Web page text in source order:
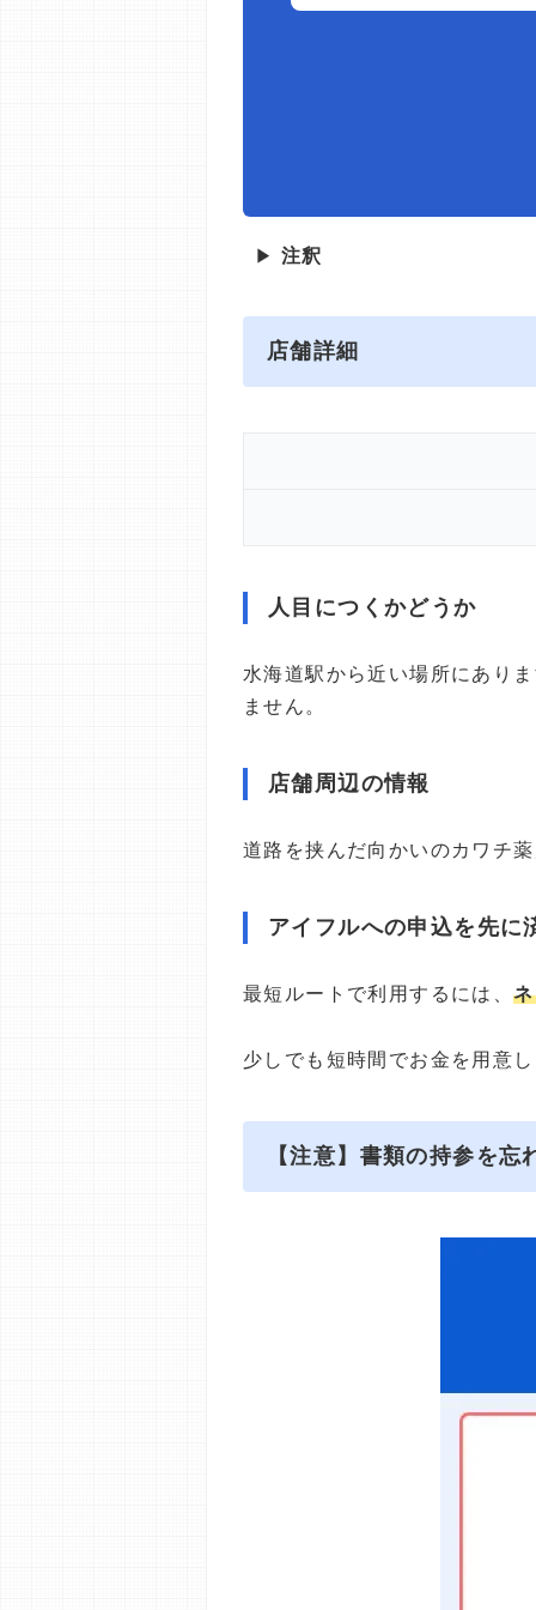
▶ 注釈
店舗詳細
人目につくかどうか
水海道駅から近い場所にあり
ません。
店舗周辺の情報
道路を挟んだ向かいのカワチ
アイフルへの申込を先に
最短ルートで利用するには、
少しでも短時間でお金を用意
【注意】書類の持参を忘